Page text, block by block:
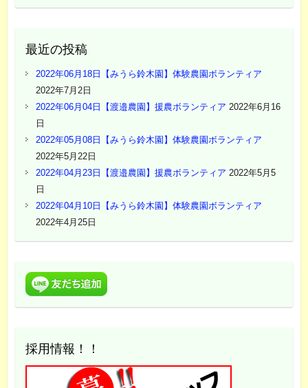
最近の投稿
2022年06月18日【みうら鈴木園】体験農園ボランティア
2022年7月2日
2022年06月04日【渡邉農園】援農ボランティア 2022年6月16
日
2022年05月08日【みうら鈴木園】体験農園ボランティア
2022年5月22日
2022年04月23日【渡邉農園】援農ボランティア 2022年5月5
日
2022年04月10日【みうら鈴木園】体験農園ボランティア
2022年4月25日
採用情報！！